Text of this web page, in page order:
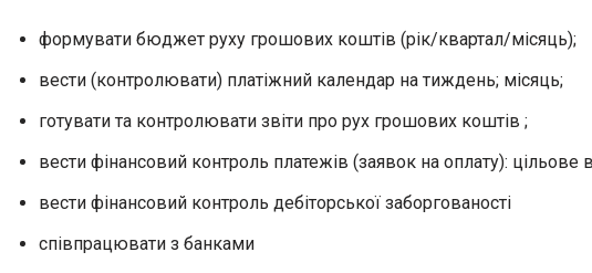
формувати бюджет руху грошових коштів (рік/квартал/місяць);
вести (контролювати) платіжний календар на тиждень; місяць;
готувати та контролювати звіти про рух грошових коштів ;
вести фінансовий контроль платежів (заявок на оплату): цільове
вести фінансовий контроль дебіторської заборгованості
співпрацювати з банками